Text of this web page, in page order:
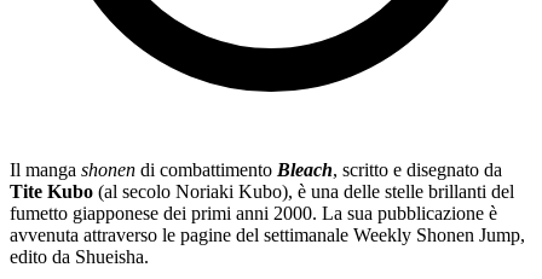
Il manga shonen di combattimento Bleach, scritto e disegnato da
Tite Kubo (al secolo Noriaki Kubo), è una delle stelle brillanti del
fumetto giapponese dei primi anni 2000. La sua pubblicazione è
avvenuta attraverso le pagine del settimanale Weekly Shonen Jump,
edito da Shueisha.